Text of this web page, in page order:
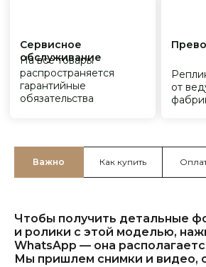
Важно Как купить
Чтобы получить детальные
и ролики с этой моделью,
WhatsApp — она
Мы пришлем снимки и видео,